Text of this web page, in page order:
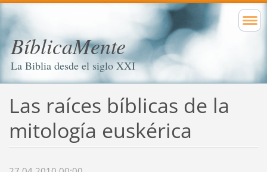
BíblicaMente
La Biblia desde el siglo XXI
Las raíces bíblicas de la
mitología euskérica